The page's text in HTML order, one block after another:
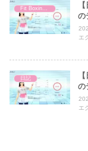
の
エ
日記
の
エ